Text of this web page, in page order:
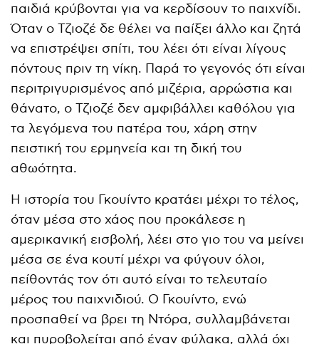
παιδιά κρύβονται για να κερδίσουν το παιχνίδι.
Όταν ο Τζιοζέ δε θέλει να παίξει άλλο και ζητά
να επιστρέψει σπίτι, του λέει ότι είναι λίγους
πόντους πριν τη νίκη. Παρά το γεγονός ότι είναι
περιτριγυρισμένος από μιζέρια, αρρώστια και
θάνατο, ο Τζιοζέ δεν αμφιβάλλει καθόλου για
τα λεγόμενα του πατέρα του, χάρη στην
πειστική του ερμηνεία και τη δική του
αθωότητα.
Η ιστορία του Γκουίντο κρατάει μέχρι το τέλος,
όταν μέσα στο χάος που προκάλεσε η
αμερικανική εισβολή, λέει στο γιο του να μείνει
μέσα σε ένα κουτί μέχρι να φύγουν όλοι,
πείθοντάς τον ότι αυτό είναι το τελευταίο
μέρος του παιχνιδιού. Ο Γκουίντο, ενώ
προσπαθεί να βρει τη Ντόρα, συλλαμβάνεται
και πυροβολείται από έναν φύλακα, αλλά όχι